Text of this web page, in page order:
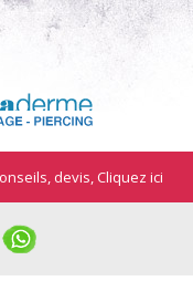
devis, Cliquez ici